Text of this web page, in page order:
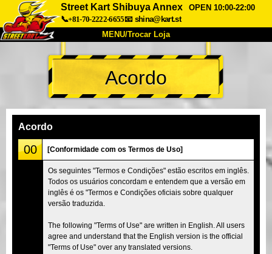
Street Kart Shibuya Annex
OPEN 10:00-22:00
📞+81-70-2222-6655📧 shina@kart.st
MENU/Trocar Loja
INÍCIO
Sobre Especificações Preços
Empresa
Tokyo Shinagawa Tokyo Akihabara#1
Tokyo Akihabara#2 Tokyo Shibuya
Tokyo Shibuya Annex
Tokyo Asakusa Osaka
Okinawa
Acordo
Acordo
00 [Conformidade com os Termos de Uso]
Os seguintes "Termos e Condições" estão escritos em inglês.
Todos os usuários concordam e entendem que a versão em
inglês é os "Termos e Condições oficiais sobre qualquer
versão traduzida.
The following "Terms of Use" are written in English. All users
agree and understand that the English version is the official
"Terms of Use" over any translated versions.